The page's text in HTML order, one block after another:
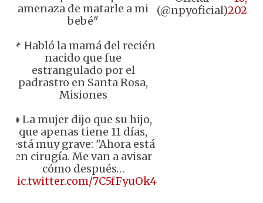
amenaza de matarle a mi
bebé"
📌 Habló la mamá del recién
nacido que fue
estrangulado por el
padrastro en Santa Rosa,
Misiones
♦️ La mujer dijo que su hijo,
que apenas tiene 11 días,
está muy grave: "Ahora está
en cirugía. Me van a avisar
cómo después…
pic.twitter.com/7C5fFyuOk4
(@npyoficial)2026